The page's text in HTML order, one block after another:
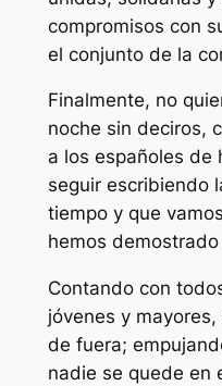
compromisos con
el conjunto de la
Finalmente, no
noche sin deciros,
a los españoles de
seguir escribiendo
tiempo y que
hemos
Contando con
jóvenes y
de fuera;
nadie se quede en